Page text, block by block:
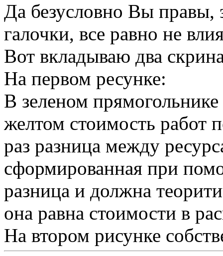
Да безусловно Вы правы,
галочки, все равно не
Вот вкладываю два
На первом ресунке:
В зеленом
желтом стоимость работ
раз разница между
сформированная при
разница и должна
она равна стоимости в
На втором рисунке